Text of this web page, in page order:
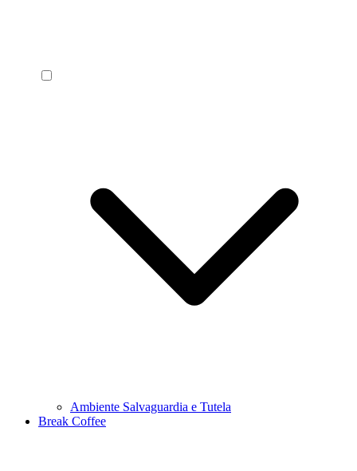
Ambiente Salvaguardia e Tutela
Break Coffee